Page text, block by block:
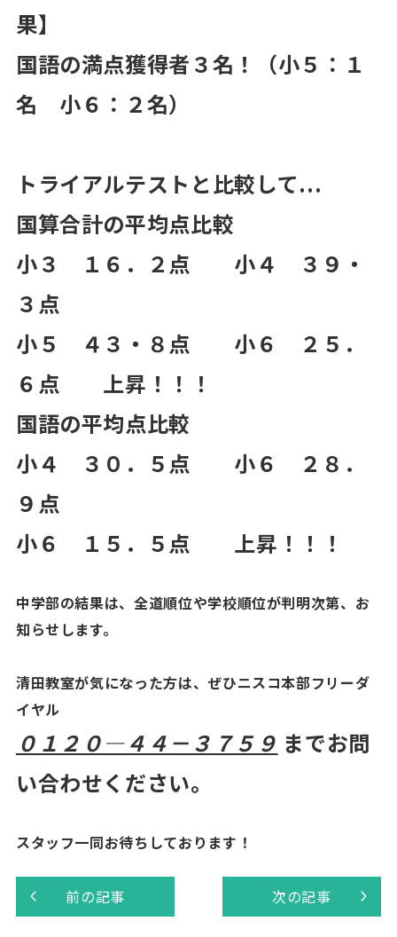
果】
国語の満点獲得者３名！（小５：１
名 小６：２名）
トライアルテストと比較して...
国算合計の平均点比較
小３ １６．２点 小４ ３９・
３点
小５ ４３・８点 小６ ２５．
６点 上昇！！！
国語の平均点比較
小４ ３０．５点 小６ ２８．
９点
小６ １５．５点 上昇！！！
中学部の結果は、全道順位や学校順位が判明次第、お
知らせします。
清田教室が気になった方は、ぜひニスコ本部フリーダ
イヤル
０１２０―４４－３７５９ までお問
い合わせください。
スタッフ一同お待ちしております！
前の記事 次の記事